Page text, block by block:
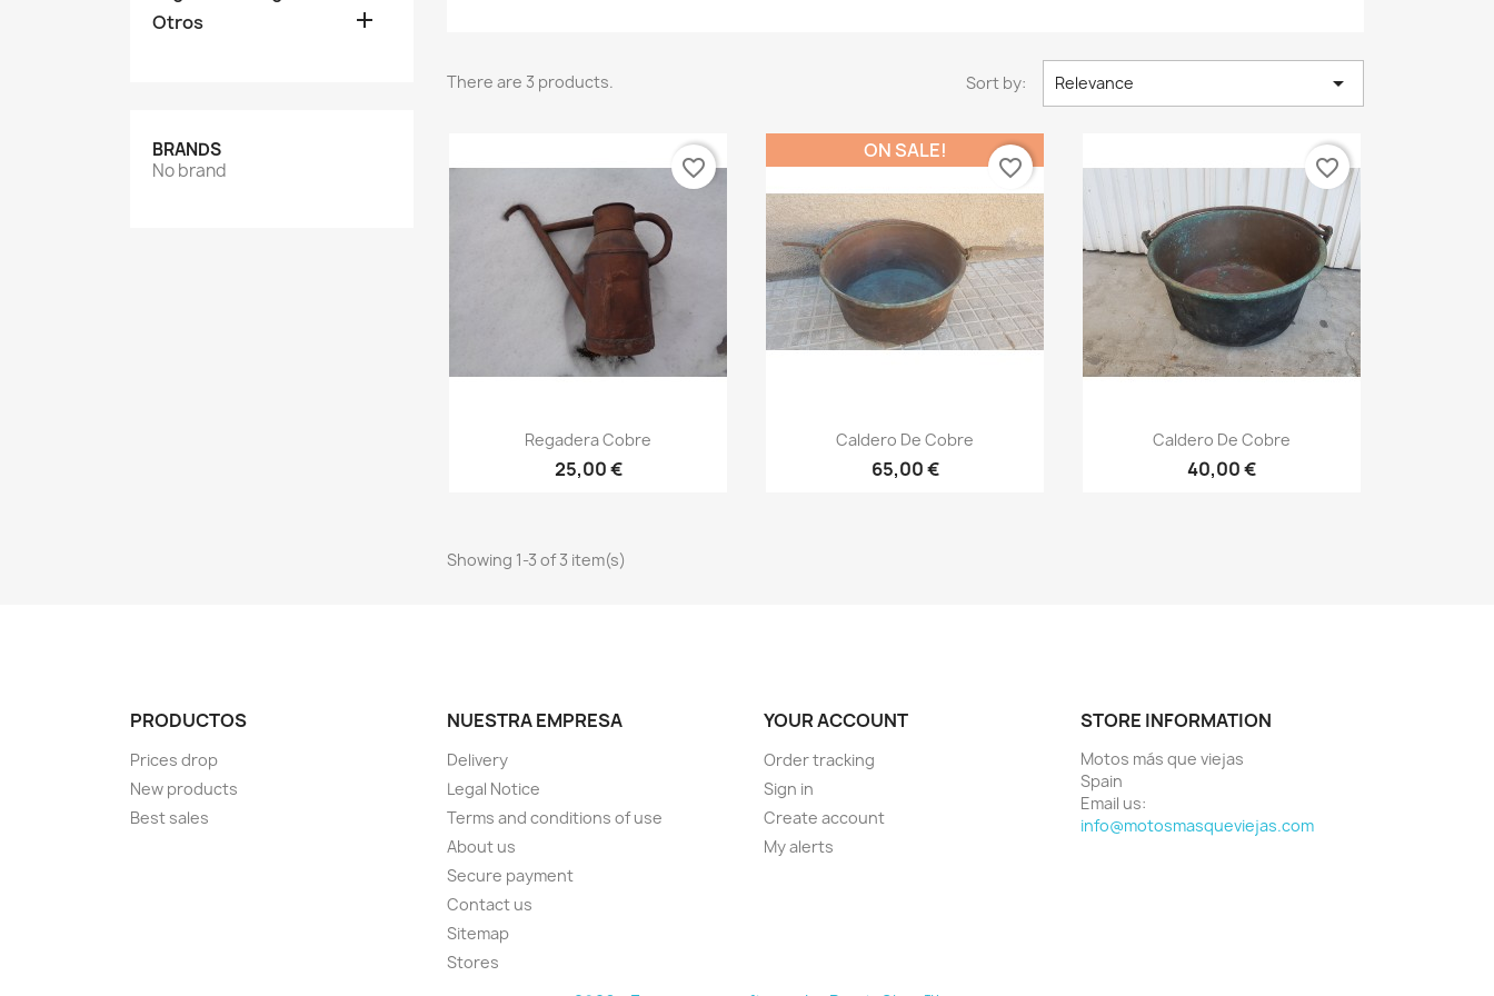
Otros

BRANDS
No brand
There are 3 products. Sort by: Relevance 
Quick view
Regadera Cobre
25,00 €
favorite_border
Quick view
Caldero De Cobre
65,00 €
ON SALE!
favorite_border
Quick view
Caldero De Cobre
40,00 €
favorite_border
Showing 1-3 of 3 item(s)
PRODUCTOS
Prices drop
New products
Best sales
NUESTRA EMPRESA
Delivery
Legal Notice
Terms and conditions of use
About us
Secure payment
Contact us
Sitemap
Stores
YOUR ACCOUNT
Order tracking
Sign in
Create account
My alerts
STORE INFORMATION
Motos más que viejas
Spain
Email us:
info@motosmasqueviejas.com